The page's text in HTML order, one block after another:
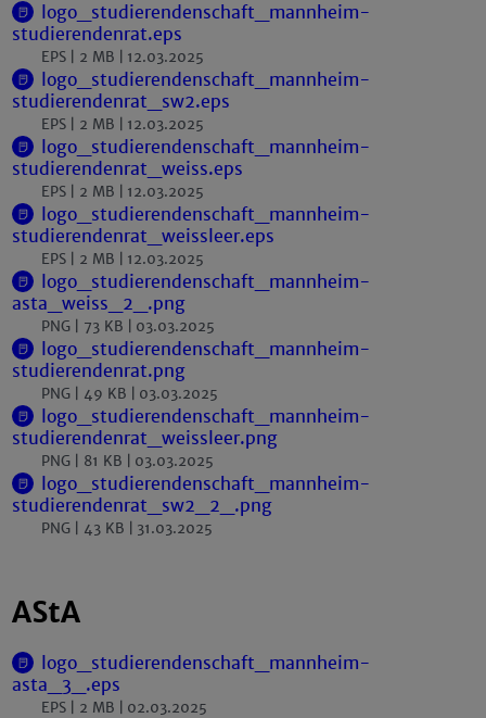
logo_studierendenschaft_mannheim-
studierendenrat.eps
EPS 2 MB 12.03.2025
logo_studierendenschaft_mannheim-
studierendenrat_sw2.eps
EPS 2 MB 12.03.2025
logo_studierendenschaft_mannheim-
studierendenrat_weiss.eps
EPS 2 MB 12.03.2025
logo_studierendenschaft_mannheim-
studierendenrat_weissleer.eps
EPS 2 MB 12.03.2025
logo_studierendenschaft_mannheim-
asta_weiss_2_.png
PNG 73 KB 03.03.2025
logo_studierendenschaft_mannheim-
studierendenrat.png
PNG 49 KB 03.03.2025
logo_studierendenschaft_mannheim-
studierendenrat_weissleer.png
PNG 81 KB 03.03.2025
logo_studierendenschaft_mannheim-
studierendenrat_sw2_2_.png
PNG 43 KB 31.03.2025
AStA
logo_studierendenschaft_mannheim-
asta_3_.eps
EPS 2 MB 02.03.2025